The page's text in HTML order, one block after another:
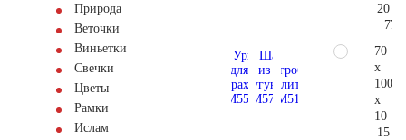
Природа
Веточки
Виньетки
Свечки
Цветы
Рамки
Ислам
20
70
x
100
x
10
15